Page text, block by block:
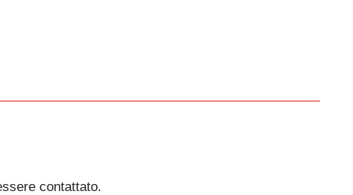
contattato.